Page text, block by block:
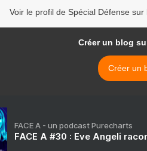
Voir le profil de Spécial Défense
Créer un blog
Créer un
FACE A - un podcast Purecharts
FACE A #30 : Eve Angeli